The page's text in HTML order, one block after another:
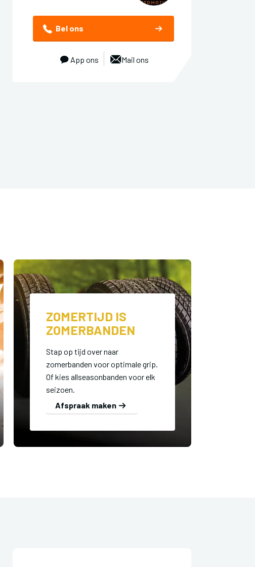
Bel ons
App ons Mail ons
ZOMERTIJD IS
ZOMERBANDEN
Stap op tijd over naar
zomerbanden voor optimale grip.
Of kies allseasonbanden voor elk
seizoen.
Afspraak maken